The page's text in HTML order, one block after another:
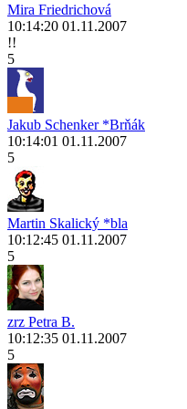
Mira Friedrichová
10:14:20 01.11.2007
!!
5
Jakub Schenker *Brňák
10:14:01 01.11.2007
5
Martin Skalický *bla
10:12:45 01.11.2007
5
zrz Petra B.
10:12:35 01.11.2007
5